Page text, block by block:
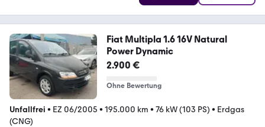
Fiat Multipla 1.6 16V Natural
Power Dynamic
2.900 €
Ohne Bewertung
Unfallfrei • EZ 06/2005 • 195.000 km • 76 kW (103 PS) • Erdgas
(CNG)